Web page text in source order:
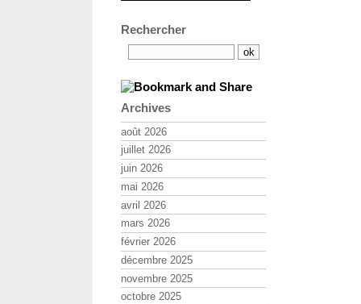
Rechercher
Archives
août 2026
juillet 2026
juin 2026
mai 2026
avril 2026
mars 2026
février 2026
décembre 2025
novembre 2025
octobre 2025